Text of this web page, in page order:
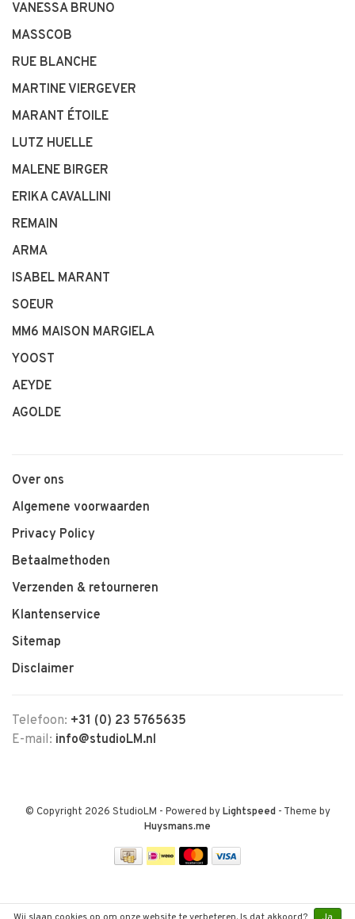
VANESSA BRUNO
MASSCOB
RUE BLANCHE
MARTINE VIERGEVER
MARANT ÉTOILE
LUTZ HUELLE
MALENE BIRGER
ERIKA CAVALLINI
REMAIN
ARMA
ISABEL MARANT
SOEUR
MM6 MAISON MARGIELA
YOOST
AEYDE
AGOLDE
Over ons
Algemene voorwaarden
Privacy Policy
Betaalmethoden
Verzenden & retourneren
Klantenservice
Sitemap
Disclaimer
Telefoon: +31 (0) 23 5765635
E-mail: info@studioLM.nl
© Copyright 2026 StudioLM - Powered byLightspeed- Theme by
Huysmans.me